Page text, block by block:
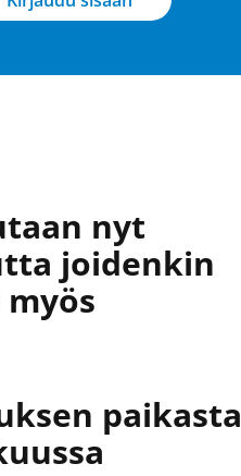
nyt
joidenkin
paikasta